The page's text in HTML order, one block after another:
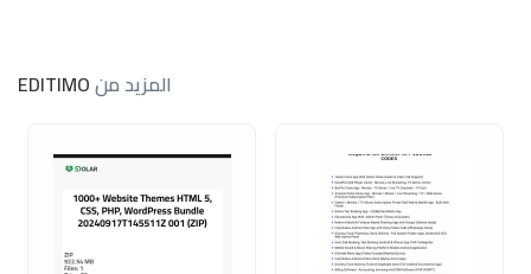
المزيد منEDITIMO